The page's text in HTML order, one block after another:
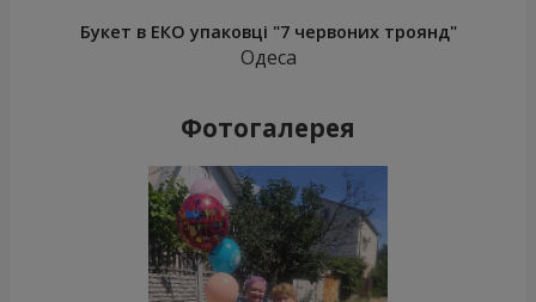
Букет в ЕКО упаковці "7 червоних троянд"
Одеса
Фотогалерея